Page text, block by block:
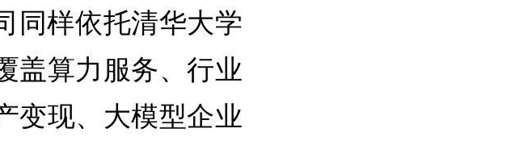
同样依托清华大学
盖算力服务、行业
变现、大模型企业